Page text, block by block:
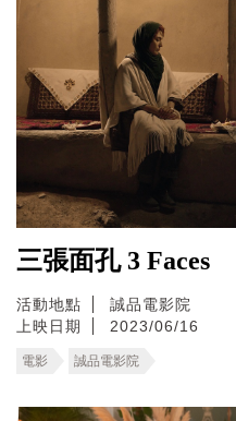
三張面孔 3 Faces
活動地點
誠品電影院
上映日期
2023/06/16
電影 誠品電影院